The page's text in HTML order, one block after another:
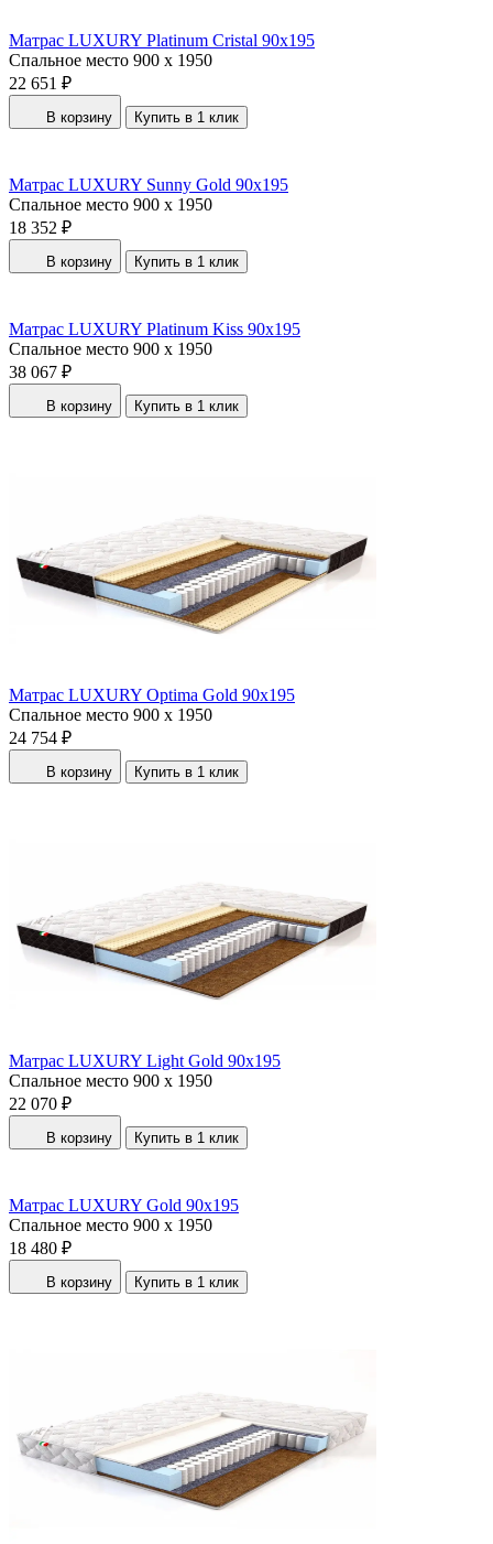
Матрас LUXURY Platinum Cristal 90x195
Спальное место 900 x 1950
22 651 ₽
В корзину Купить в 1 клик
Матрас LUXURY Sunny Gold 90x195
Спальное место 900 x 1950
18 352 ₽
В корзину Купить в 1 клик
Матрас LUXURY Platinum Kiss 90x195
Спальное место 900 x 1950
38 067 ₽
В корзину Купить в 1 клик
Матрас LUXURY Optima Gold 90x195
Спальное место 900 x 1950
24 754 ₽
В корзину Купить в 1 клик
Матрас LUXURY Light Gold 90x195
Спальное место 900 x 1950
22 070 ₽
В корзину Купить в 1 клик
Матрас LUXURY Gold 90x195
Спальное место 900 x 1950
18 480 ₽
В корзину Купить в 1 клик